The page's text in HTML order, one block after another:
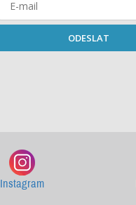
ODESLAT
Instagram